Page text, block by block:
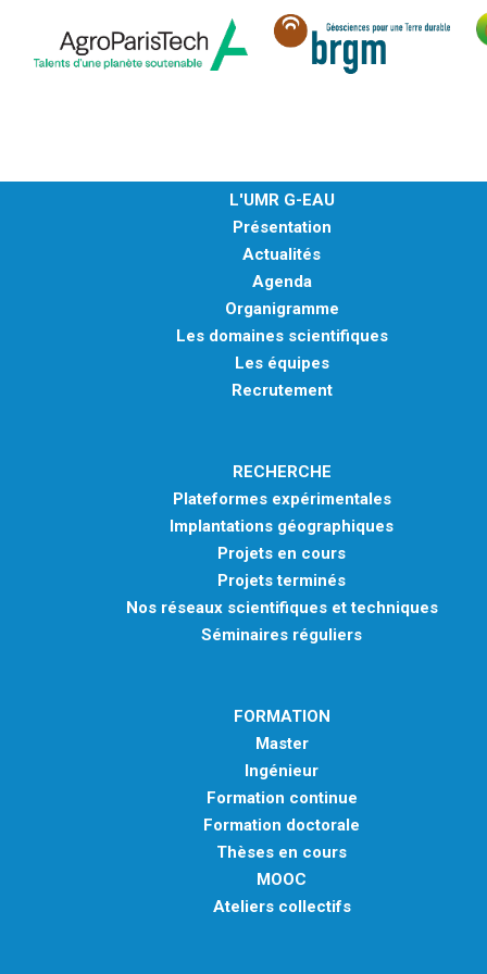
L'UMR G-EAU
Présentation
Actualités
Agenda
Organigramme
Les domaines scientifiques
Les équipes
Recrutement
RECHERCHE
Plateformes expérimentales
Implantations géographiques
Projets en cours
Projets terminés
Nos réseaux scientifiques et techniques
Séminaires réguliers
FORMATION
Master
Ingénieur
Formation continue
Formation doctorale
Thèses en cours
MOOC
Ateliers collectifs